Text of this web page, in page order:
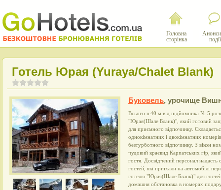
Головна
сторінка
події
Готель Юрая (Yuraya/Chalet Blank)
Буковель, урочище
Всього в 40 м від підйомника № 5
"Юрая(Шале Бланк)", який готовий
для приємного відпочинку.
однокімнатних і двокімнатних
безтурботного відпочинку. З вікон
чудовий краєвид Карпатських гір,
гостя. Досвідчений персонал
гостей, які приїхали на автомобілі
готелю "Юрая(Шале Бланк)" для
домашня обстановка в номерах